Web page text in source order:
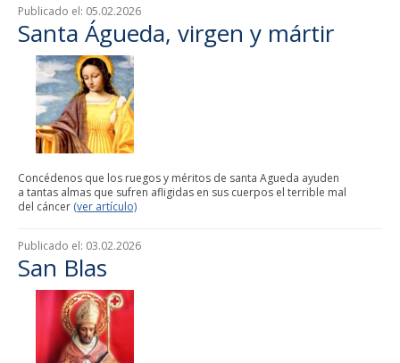
Publicado el: 05.02.2026
Santa Águeda, virgen y mártir
Concédenos que los ruegos y méritos de santa Agueda ayuden
a tantas almas que sufren afligidas en sus cuerpos el terrible mal
del cáncer (ver artículo)
Publicado el: 03.02.2026
San Blas